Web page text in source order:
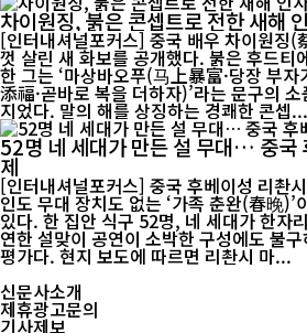
차이원징, 붉은 콘셉트로 전한 새해
[인터내셔널포커스] 중국 배우 차이원징(
껏 살린 새 화보를 공개했다. 붉은 후드티
한 그는 ‘마상바오푸(马上暴富·당장 부
添福·곧바로 복을 더하자)’라는 문구의
지었다. 말의 해를 상징하는 경쾌한 콘셉...
52명 네 세대가 만든 설 무대… 중국
제
[인터내셔널포커스] 중국 후베이성 리촨
인도 무대 장치도 없는 ‘가족 춘완(春晚)’
있다. 한 집안 식구 52명, 네 세대가 한자
연한 설맞이 공연이 소박한 구성에도 불
평가다. 현지 보도에 따르면 리촨시 마...
신문사소개
제휴광고문의
기사제보